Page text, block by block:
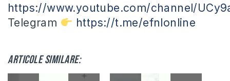
https://www.youtube.com/channel/
Telegram
https://t.me/efnlonline
Articole similare: